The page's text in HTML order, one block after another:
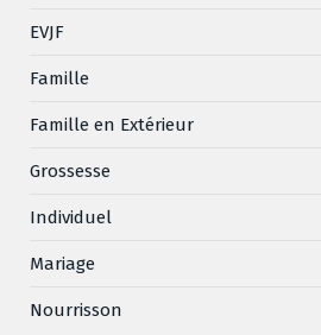
EVJF
Famille
Famille en Extérieur
Grossesse
Individuel
Mariage
Nourrisson